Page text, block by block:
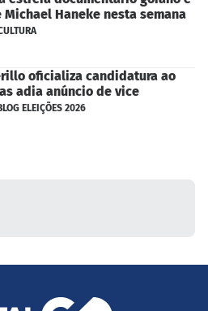
Haneke nesta semana
oficializa candidatura ao
adia anúncio de vice
ELEIÇÕES 2026